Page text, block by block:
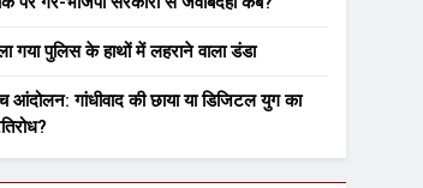
गया पुलिस के हाथों में लहराने वाला डंडा
आंदोलन: गांधीवाद की छाया या डिजिटल युग का